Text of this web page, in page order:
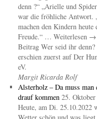
denn ?“ „Arielle und
war die fröhliche Antwort.
machen den Kindern heute
Freude.“ … Weiterlesen
Beitrag Wer seid ihr denn?
erschien zuerst auf Der
eV.
Margit Ricarda Rolf
Alsterholz – Da muss man
drauf kommen 25. Oktober
Heute, am Di. 25.10.2022